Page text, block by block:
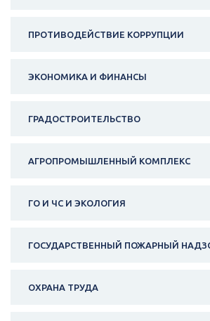
ПРОТИВОДЕЙСТВИЕ КОРРУПЦИИ
ЭКОНОМИКА И ФИНАНСЫ
ГРАДОСТРОИТЕЛЬСТВО
АГРОПРОМЫШЛЕННЫЙ КОМПЛЕКС
ГО И ЧС И ЭКОЛОГИЯ
ГОСУДАРСТВЕННЫЙ ПОЖАРНЫЙ
ОХРАНА ТРУДА